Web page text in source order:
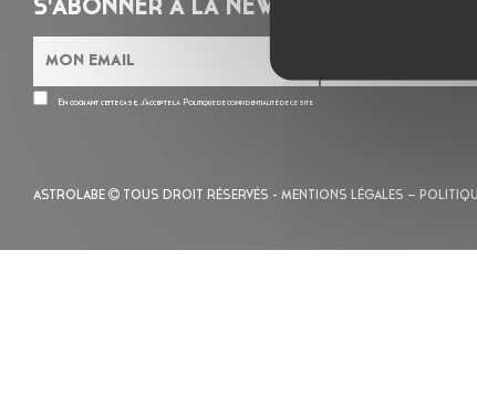
S'ABONNER À LA NEWSLETTER
En cochant cette case, j’accepte la Politique de confidentialitéde ce site
ASTROLABE TOUS DROIT RÉSERVÉS - MENTIONS LÉGALES –